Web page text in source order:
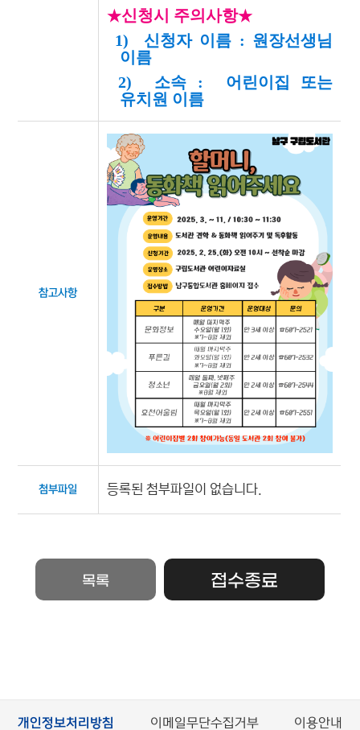
★신청시 주의사항★
1) 신청자 이름 : 원장선생님
이름
2) 소속 : 어린이집 또는
유치원 이름
참고사항
첨부파일 등록된 첨부파일이 없습니다.
목록 접수종료
개인정보처리방침 이메일무단수집거부 이용안내